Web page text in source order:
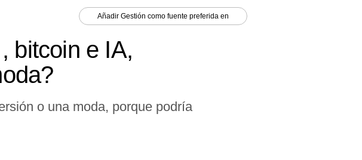
Añadir Gestión como fuente preferida en
bitcoin e IA,
o una moda, porque podría